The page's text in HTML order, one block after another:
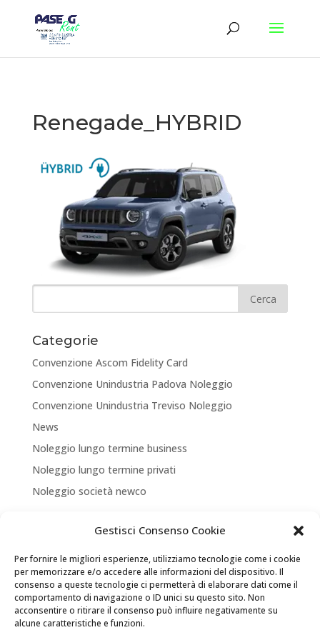
Gestisci Consenso Cookie
Per fornire le migliori esperienze, utilizziamo tecnologie come i cookie
per memorizzare e/o accedere alle informazioni del dispositivo. Il
consenso a queste tecnologie ci permetterà di elaborare dati come il
comportamento di navigazione o ID unici su questo sito. Non
acconsentire o ritirare il consenso può influire negativamente su
alcune caratteristiche e funzioni.
Renegade_HYBRID
Categorie
Convenzione Ascom Fidelity Card
Convenzione Unindustria Padova Noleggio
Convenzione Unindustria Treviso Noleggio
News
Noleggio lungo termine business
Noleggio lungo termine privati
Noleggio società newco
Articoli recenti
ASSICURA LA TUA MOBILITA’
NEW LOCATION + NEW PARTNERSHIP
Convenzione Soci di UNINDUSTRIA PADOVA TREVISO
VENEZIA ROVIGO